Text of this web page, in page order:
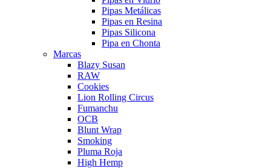
Pipas Metálicas
Pipas en Resina
Pipas Silicona
Pipa en Chonta
Marcas
Blazy Susan
RAW
Cookies
Lion Rolling Circus
Fumanchu
OCB
Blunt Wrap
Smoking
Pluma Roja
High Hemp